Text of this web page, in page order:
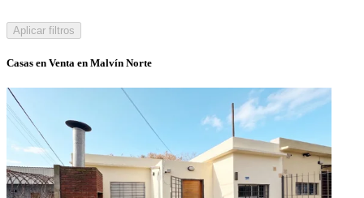
Aplicar filtros
Casas en Venta en Malvín Norte